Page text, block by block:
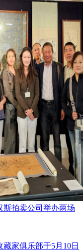
斯拍卖公司举办两场
家俱乐部于5月10日